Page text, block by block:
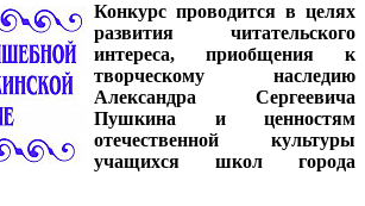
Конкурс проводится в целях
развития читательского
интереса, приобщения к
творческому наследию
Александра Сергеевича
Пушкина и ценностям
отечественной культуры
учащихся школ города